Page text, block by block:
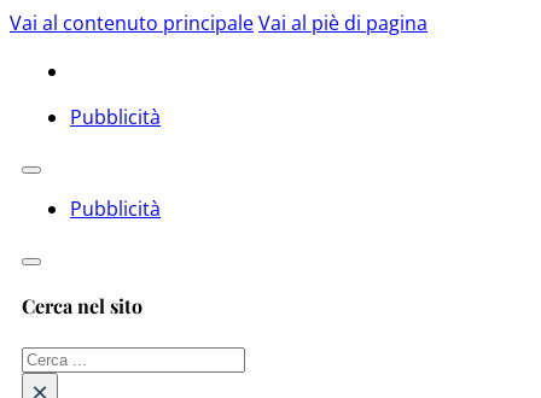
Vai al contenuto principaleVai al piè di pagina
Pubblicità
Pubblicità
Cerca nel sito
Cerca